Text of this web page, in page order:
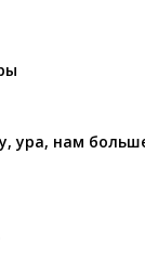
ура, нам